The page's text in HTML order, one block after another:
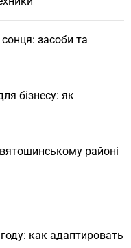
засоби та
бізнесу: як
районі
как адаптировать